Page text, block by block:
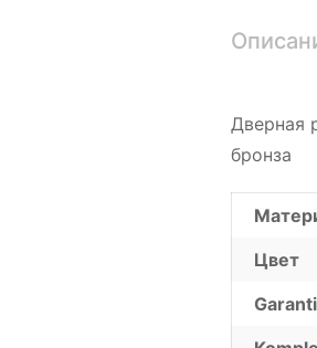
Дверная
бронза
Цвет